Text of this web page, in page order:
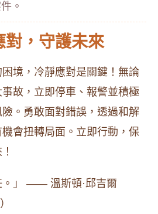
。
對，守護未來
境，冷靜應對是關鍵！無論
故，立即停車、報警並積極
。勇敢面對錯誤，透過和解
會扭轉局面。立即行動，保
。」 —— 溫斯頓·邱吉爾